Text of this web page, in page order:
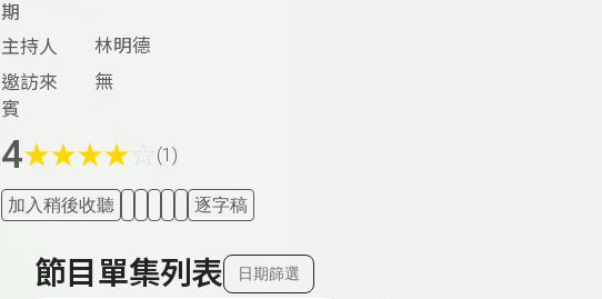
期
主持人
林明德
邀訪來
賓
無
4★★★★ (1)
加入稍後收聽 逐字稿
節目單集列表 日期篩選